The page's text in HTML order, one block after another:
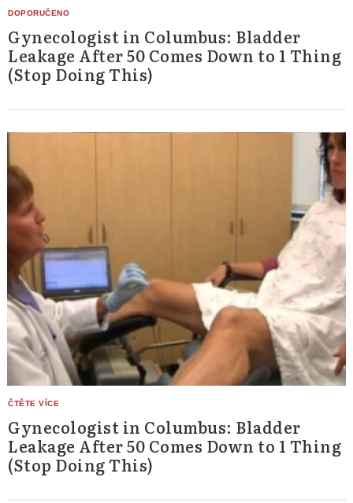
Gynecologist in Columbus: Bladder
Leakage After 50 Comes Down to 1 Thing
(Stop Doing This)
Gynecologist in Columbus: Bladder
Leakage After 50 Comes Down to 1 Thing
(Stop Doing This)